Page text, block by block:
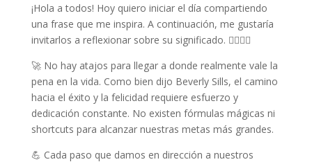
¡Hola a todos! Hoy quiero iniciar el día compartiendo
una frase que me inspira. A continuación, me gustaría
invitarlos a reflexionar sobre su significado. 👆🏼👇🏼
🚀 No hay atajos para llegar a donde realmente vale la
pena en la vida. Como bien dijo Beverly Sills, el camino
hacia el éxito y la felicidad requiere esfuerzo y
dedicación constante. No existen fórmulas mágicas ni
shortcuts para alcanzar nuestras metas más grandes.
💪 Cada paso que damos en dirección a nuestros